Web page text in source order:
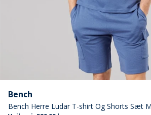
Bench
Bench Herre Ludar T-shirt Og Shorts Sæt